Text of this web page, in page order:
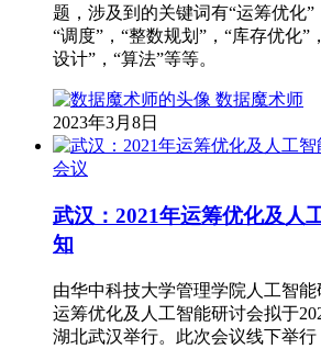
题，涉及到的关键词有“运筹优化”
“调度”，“整数规划”，“库存优化”
设计”，“算法”等等。
数据魔术师
2023年3月8日
会议
武汉：2021年运筹优化及人
知
由华中科技大学管理学院人工智
运筹优化及人工智能研讨会拟于
湖北武汉举行。此次会议线下举行